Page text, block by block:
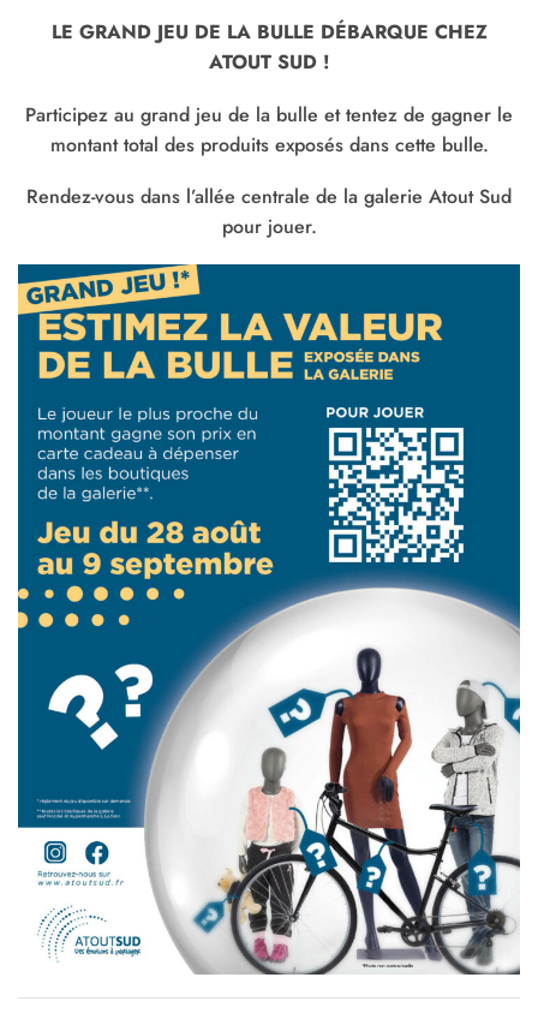
LE GRAND JEU DE LA BULLE DÉBARQUE CHEZ
ATOUT SUD !
Participez au grand jeu de la bulle et tentez de gagner le
montant total des produits exposés dans cette bulle.
Rendez-vous dans l’allée centrale de la galerie Atout Sud
pour jouer.